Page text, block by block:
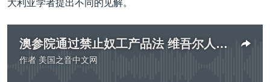
GEN Z 看美国
大利亚学者提出不同的见解。
澳参院通过禁止奴工产品法 维吾尔人权成焦点
作者 美国之音中文网